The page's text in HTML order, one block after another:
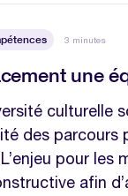
3 minutes
une
culturelle
des parcours
pour les
afin